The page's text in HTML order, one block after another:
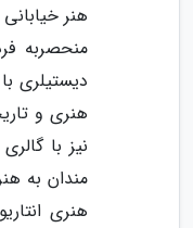
هنر
منحصربه
دیستیلری
هنری و
نیز با
مندان به